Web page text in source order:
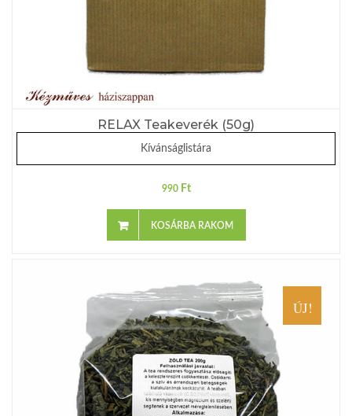
RELAX Teakeverék (50g)
Kívánságlistára
990 Ft
KOSÁRBA RAKOM
ÚJ!